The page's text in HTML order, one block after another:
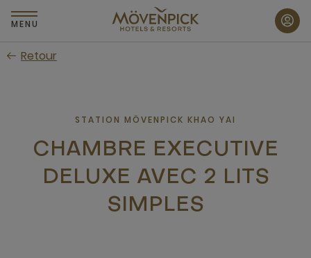
Passer
au
principal
MENU
Retour
STATION MÖVENPICK KHAO YAI
CHAMBRE EXECUTIVE
DELUXE AVEC 2 LITS
SIMPLES